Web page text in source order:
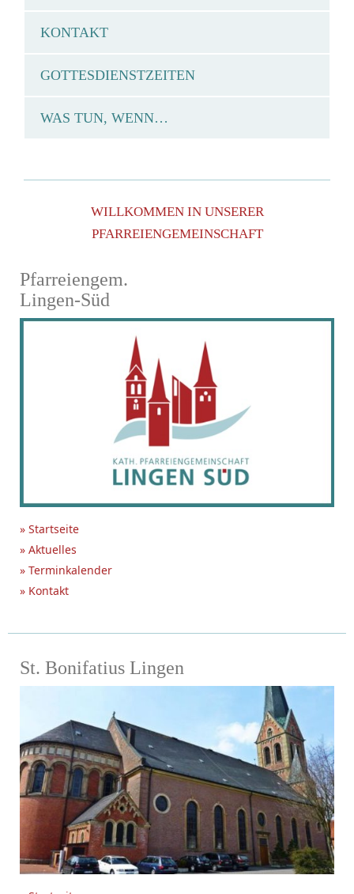
KONTAKT
GOTTESDIENSTZEITEN
WAS TUN, WENN…
WILLKOMMEN IN UNSERER
PFARREIENGEMEINSCHAFT
Pfarreiengem.
Lingen-Süd
» Startseite
» Aktuelles
» Terminkalender
» Kontakt
St. Bonifatius Lingen